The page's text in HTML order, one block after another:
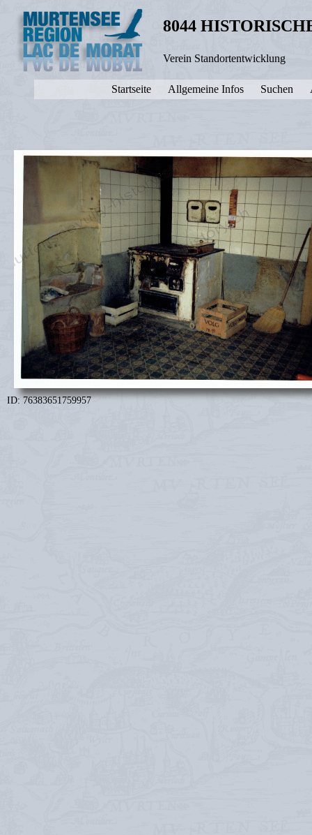
8044
Verein Standortentwicklung
Startseite Allgemeine Infos Suchen
ID: 76383651759957